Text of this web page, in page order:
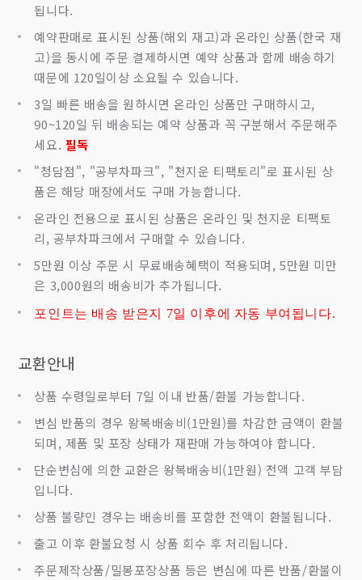
됩니다.
예약판매로 표시된 상품(해외 재고)과 온라인 상품(한국 재
고)을 동시에 주문 결제하시면 예약 상품과 함께 배송하기
때문에 120일이상 소요될 수 있습니다.
3일 빠른 배송을 원하시면 온라인 상품만 구매하시고,
90~120일 뒤 배송되는 예약 상품과 꼭 구분해서 주문해주
세요. 필독
"청담점", "공부차파크", "천지운 티팩토리"로 표시된 상
품은 해당 매장에서도 구매 가능합니다.
온라인 전용으로 표시된 상품은 온라인 및 천지운 티팩토
리, 공부차파크에서 구매할 수 있습니다.
5만원 이상 주문 시 무료배송혜택이 적용되며, 5만원 미만
은 3,000원의 배송비가 추가됩니다.
포인트는 배송 받은지 7일 이후에 자동 부여됩니다.
교환안내
상품 수령일로부터 7일 이내 반품/환불 가능합니다.
변심 반품의 경우 왕복배송비(1만원)를 차감한 금액이 환불
되며, 제품 및 포장 상태가 재판매 가능하여야 합니다.
단순변심에 의한 교환은 왕복배송비(1만원) 전액 고객 부담
입니다.
상품 불량인 경우는 배송비를 포함한 전액이 환불됩니다.
출고 이후 환불요청 시 상품 회수 후 처리됩니다.
주문제작상품/밀봉포장상품 등은 변심에 따른 반품/환불이